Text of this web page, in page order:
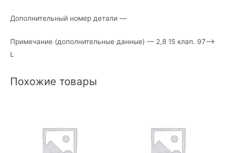
Дополнительный номер детали —
Примечание (дополнительные данные) — 2,8 15 клап. 97—>
L
Похожие товары